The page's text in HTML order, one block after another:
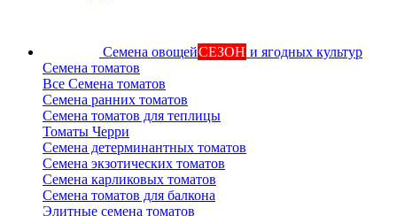
Семена овощейСЕЗОН и ягодных культур
Семена томатов
Все Семена томатов
Семена ранних томатов
Семена томатов для теплицы
Томаты Черри
Семена детерминантных томатов
Семена экзотических томатов
Семена карликовых томатов
Семена томатов для балкона
Элитные семена томатов